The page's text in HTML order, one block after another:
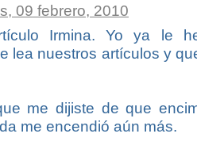
09 febrero, 2010
Irmina. Yo ya le
lea nuestros artículos y
me dijiste de que
me encendió aún más.